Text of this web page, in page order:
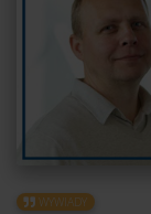
WYWIADY